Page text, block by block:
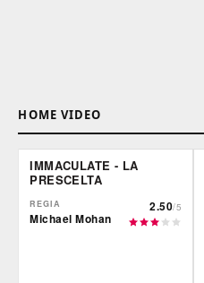
HOME VIDEO
IMMACULATE - LA
PRESCELTA
REGIA
Michael Mohan
2.50/5